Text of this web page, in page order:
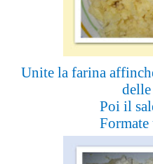
Unite la farina
delle
Poi il
Formate